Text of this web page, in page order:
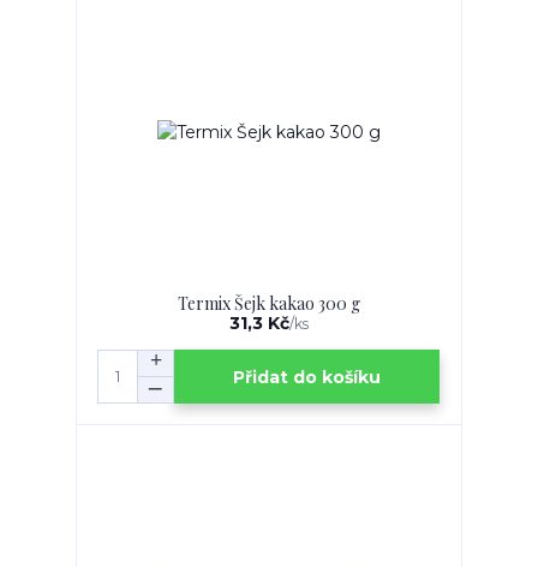
Termix Šejk kakao 300 g
31,3 Kč/ks
Přidat do košíku